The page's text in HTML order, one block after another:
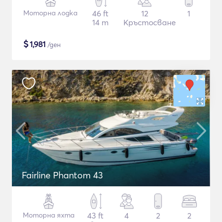
Моторна лодка
46 ft
14 m
12
Кръстосване
1
$1,981 /ден
Fairline Phantom 43
Моторна яхта
43 ft
4 2 2